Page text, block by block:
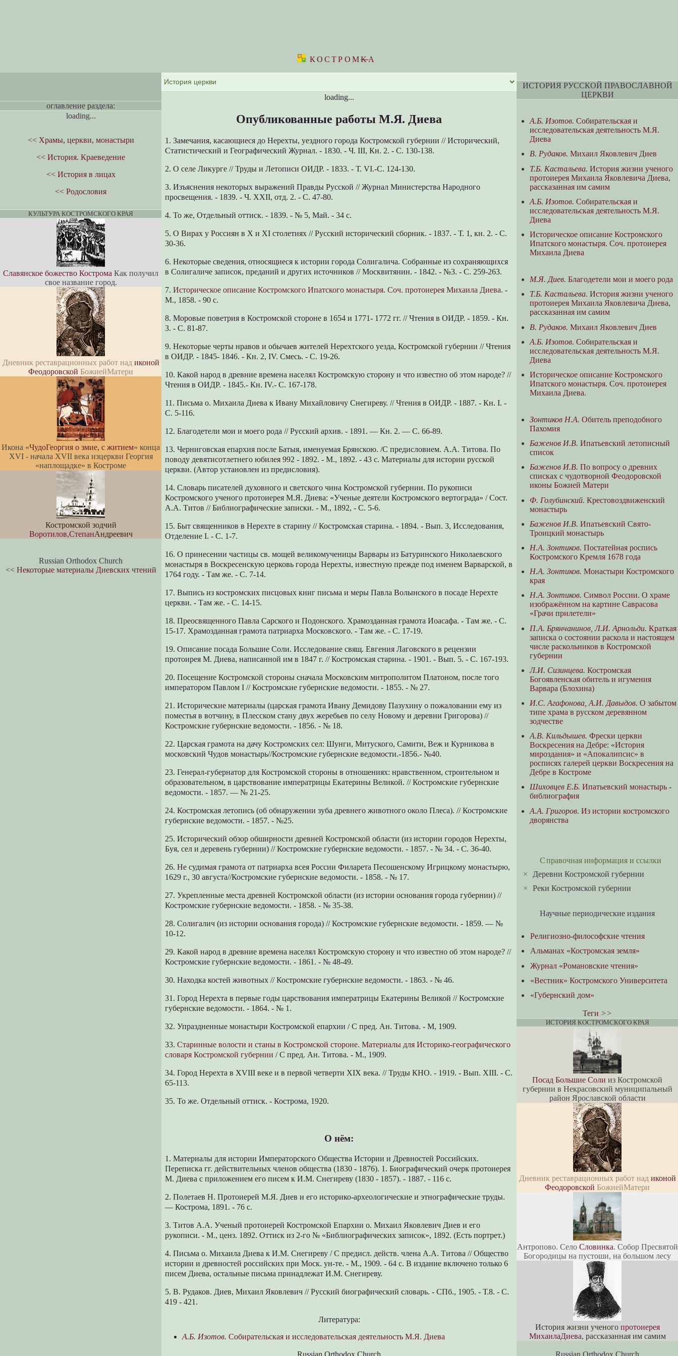
КОСТРОМKА
loading...
Опубликованные работы М.Я. Диева
1. Замечания, касающиеся до Нерехты, уездного города Костромской губернии // Исторический,
Статистический и Географический Журнал. - 1830. - Ч. III, Кн. 2. - С. 130-138.
2. О селе Ликурге // Труды и Летописи ОИДР. - 1833. - Т. VI.-С. 124-130.
3. Изъяснения некоторых выражений Правды Русской // Журнал Министерства Народного
просвещения. - 1839. - Ч. XXII, отд. 2. - С. 47-80.
4. То же, Отдельный оттиск. - 1839. - № 5, Май. - 34 с.
5. О Вирах у Россиян в X и XI столетиях // Русский исторический сборник. - 1837. - Т. 1, кн. 2. - С.
30-36.
6. Некоторые сведения, относящиеся к истории города Солигалича. Собранные из сохраняющихся
в Солигаличе записок, преданий и других источников // Москвитянин. - 1842. - №3. - С. 259-263.
7.Историческое описание Костромского Ипатского монастыря. Соч. протоиерея Михаила Диева. -
М., 1858. - 90 с.
8. Моровые поветрия в Костромской стороне в 1654 и 1771- 1772 гг. // Чтения в ОИДР. - 1859. - Кн.
3. - С. 81-87.
9. Некоторые черты нравов и обычаев жителей Нерехтского уезда, Костромской губернии // Чтения
в ОИДР. - 1845- 1846. - Кн. 2, IV. Смесь. - С. 19-26.
10. Какой народ в древние времена населял Костромскую сторону и что известно об этом народе? //
Чтения в ОИДР. - 1845.- Кн. IV.- С. 167-178.
11. Письма о. Михаила Диева к Ивану Михайловичу Снегиреву. // Чтения в ОИДР. - 1887. - Кн. I. -
С. 5-116.
12. Благодетели мои и моего рода // Русский архив. - 1891. — Кн. 2. — С. 66-89.
13. Черниговская епархия после Батыя, именуемая Брянскою. /С предисловием. А.А. Титова. По
поводу девятисотлетнего юбилея 992 - 1892. - М., 1892. - 43 с. Материалы для истории русской
церкви. (Автор установлен из предисловия).
14. Словарь писателей духовного и светского чина Костромской губернии. По рукописи
Костромского ученого протоиерея М.Я. Диева: «Ученые деятели Костромского вертограда» / Сост.
А.А. Титов // Библиографические записки. - М., 1892, - С. 5-6.
15. Быт священников в Нерехте в старину // Костромская старина. - 1894. - Вып. 3, Исследования,
Отделение I. - С. 1-7.
16. О принесении частицы св. мощей великомученицы Варвары из Батуринского Николаевского
монастыря в Воскресенскую церковь города Нерехты, известную прежде под именем Варварской, в
1764 году. - Там же. - С. 7-14.
17. Выпись из костромских писцовых книг письма и меры Павла Волынского в посаде Нерехте
церкви. - Там же. - С. 14-15.
18. Преосвященного Павла Сарского и Подонского. Храмозданная грамота Иоасафа. - Там же. - С.
15-17. Храмозданная грамота патриарха Московского. - Там же. - С. 17-19.
19. Описание посада Большие Соли. Исследование свящ. Евгения Лаговского в рецензии
протоирея М. Диева, написанной им в 1847 г. // Костромская старина. - 1901. - Вып. 5. - С. 167-193.
20. Посещение Костромской стороны сначала Московским митрополитом Платоном, после того
императором Павлом I // Костромские губернские ведомости. - 1855. - № 27.
21. Исторические материалы (царская грамота Ивану Демидову Пазухину о пожаловании ему из
поместья в вотчину, в Плесском стану двух жеребьев по селу Новому и деревни Григорова) //
Костромские губернские ведомости. - 1856. - № 18.
22. Царская грамота на дачу Костромских сел: Шунги, Митуского, Самити, Веж и Курникова в
московский Чудов монастырь//Костромские губернские ведомости.-1856.- №40.
23. Генерал-губернатор для Костромской стороны в отношениях: нравственном, строительном и
образовательном, в царствование императрицы Екатерины Великой. // Костромские губернские
ведомости. - 1857. — № 21-25.
24. Костромская летопись (об обнаружении зуба древнего животного около Плеса). // Костромские
губернские ведомости. - 1857. - №25.
25. Исторический обзор обширности древней Костромской области (из истории городов Нерехты,
Буя, сел и деревень губернии) // Костромские губернские ведомости. - 1857. - № 34. - С. 36-40.
26. Не судимая грамота от патриарха всея России Филарета Песошенскому Игрицкому монастырю,
1629 г., 30 августа//Костромские губернские ведомости. - 1858. - № 17.
27. Укрепленные места древней Костромской области (из истории основания города губернии) //
Костромские губернские ведомости. - 1858. - № 35-38.
28. Солигалич (из истории основания города) // Костромские губернские ведомости. - 1859. — №
10-12.
29. Какой народ в древние времена населял Костромскую сторону и что известно об этом народе? //
Костромские губернские ведомости. - 1861. - № 48-49.
30. Находка костей животных // Костромские губернские ведомости. - 1863. - № 46.
31. Город Нерехта в первые годы царствования императрицы Екатерины Великой // Костромские
губернские ведомости. - 1864. - № 1.
32. Упраздненные монастыри Костромской епархии / С пред. Ан. Титова. - М, 1909.
33.Старинные волости и станы в Костромской стороне. Материалы для Историко-географического
словаря Костромской губернии / С пред. Ан. Титова. - М., 1909.
34. Город Нерехта в XVIII веке и в первой четверти XIX века. // Труды КНО. - 1919. - Вып. XIII. - С.
65-113.
35. То же. Отдельный оттиск. - Кострома, 1920.
О нём:
1. Материалы для истории Императорского Общества Истории и Древностей Российских.
Переписка гг. действительных членов общества (1830 - 1876). 1. Биографический очерк протоиерея
М. Диева с приложением его писем к И.М. Снегиреву (1830 - 1857). - 1887. - 116 с.
2. Полетаев Н. Протоиерей М.Я. Диев и его историко-археологические и этнографические труды.
— Кострома, 1891. - 76 с.
3. Титов А.А. Ученый протоиерей Костромской Епархии о. Михаил Яковлевич Диев и его
рукописи. - М., ценз. 1892. Оттиск из 2-го № «Библиографических записок», 1892. (Есть портрет.)
4. Письма о. Михаила Диева к И.М. Снегиреву / С предисл. действ. члена А.А. Титова // Общество
истории и древностей российских при Моск. ун-те. - М., 1909. - 64 с. В издание включено только 6
писем Диева, остальные письма принадлежат И.М. Снегиреву.
5. В. Рудаков. Диев, Михаил Яковлевич // Русский биографический словарь. - СПб., 1905. - Т.8. - С.
419 - 421.
Литература:
А.Б. Изотов. Собирательская и исследовательская деятельность М.Я. Диева
Russian Orthodox Church
оглавление раздела:
loading...
<< Храмы, церкви, монастыри
<< История. Краеведение
<< История в лицах
<< Родословия
КУЛЬТУРА КОСТРОМСКОГО КРАЯ
Славянское божество Кострома Как получил
свое название город.
Дневник реставрационных работ над иконой
Феодоровской БожиейМатери
Икона «ЧудоГеоргия о змие, с житием» конца
XVI - начала XVII века изцеркви Георгия
«наплощадке» в Костроме
Костромской зодчий
Воротилов,СтепанАндреевич
Russian Orthodox Church
<< Некоторые материалы Диевских чтений
ИСТОРИЯ РУССКОЙ ПРАВОСЛАВНОЙ
ЦЕРКВИ
А.Б. Изотов. Собирательская и
исследовательская деятельность М.Я.
Диева
В. Рудаков. Михаил Яковлевич Диев
Т.Б. Кастальева. История жизни ученого
протоиерея Михаила Яковлевича Диева,
рассказанная им самим
А.Б. Изотов. Собирательская и
исследовательская деятельность М.Я.
Диева
Историческое описание Костромского
Ипатского монастыря. Соч. протоиерея
Михаила Диева
М.Я. Диев. Благодетели мои и моего рода
Т.Б. Кастальева. История жизни ученого
протоиерея Михаила Яковлевича Диева,
рассказанная им самим
В. Рудаков. Михаил Яковлевич Диев
А.Б. Изотов. Собирательская и
исследовательская деятельность М.Я.
Диева
Историческое описание Костромского
Ипатского монастыря. Соч. протоиерея
Михаила Диева.
Зонтиков Н.А. Обитель преподобного
Пахомия
Баженов И.В. Ипатьевский летописный
список
Баженов И.В. По вопросу о древних
списках с чудотворной Феодоровской
иконы Божией Матери
Ф. Голубинский. Крестовоздвиженский
монастырь
Баженов И.В. Ипатьевский Свято-
Троицкий монастырь
Н.А. Зонтиков. Постатейная роспись
Костромского Кремля 1678 года
Н.А. Зонтиков. Монастыри Костромского
края
Н.А. Зонтиков. Символ России. О храме
изображённом на картине Саврасова
«Грачи прилетели»
П.А. Брянчанинов, Л.И. Арнольди. Краткая
записка о состоянии раскола и настоящем
числе раскольников в Костромской
губернии
Л.И. Сизинцева. Костромская
Богоявленская обитель и игумения
Варвара (Блохина)
И.С. Агафонова, А.И. Давыдов. О забытом
типе храма в русском деревянном
зодчестве
А.В. Кильдышев. Фрески церкви
Воскресения на Дебре: «История
мироздания» и «Апокалипсис» в
росписях галерей церкви Воскресения на
Дебре в Костроме
Шиховцев Е.Б. Ипатьевский монастырь -
библиография
А.А. Григоров. Из истории костромского
дворянства
Справочная информация и ссылки
×Деревни Костромской губернии
×Реки Костромской губернии
Научные периодические издания
Религиозно-философские чтения
Альманах «Костромская земля»
Журнал «Романовские чтения»
«Вестник» Костромского Университета
«Губернский дом»
Теги >>
ИСТОРИЯ КОСТРОМСКОГО КРАЯ
Посад Большие Соли из Костромской
губернии в Некрасовский муниципальный
район Ярославской области
Дневник реставрационных работ над иконой
Феодоровской БожиейМатери
Антропово. Село Словинка. Собор Пресвятой
Богородицы на пустоши, на большом лесу
История жизни ученого протоиерея
МихаилаДиева, рассказанная им самим
Russian Orthodox Church